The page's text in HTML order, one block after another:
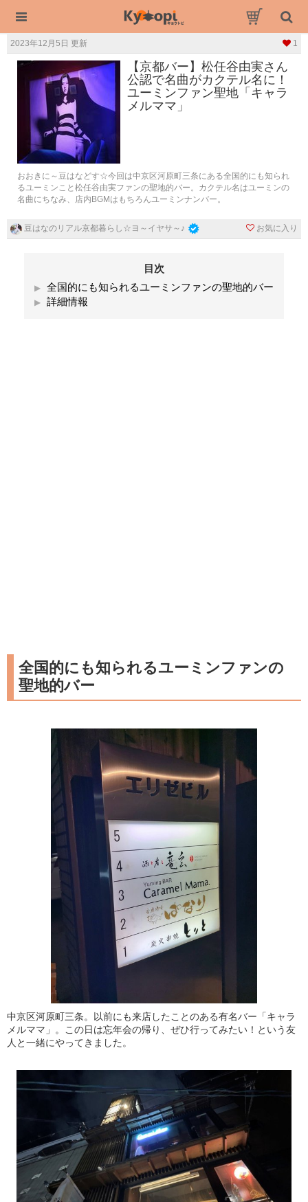
2023年12月5日 更新 1
【京都バー】松任谷由実さん
公認で名曲がカクテル名に！
ユーミンファン聖地「キャラ
メルママ」
おおきに～豆はなどす☆今回は中京区河原町三条にある全国的にも知られ
るユーミンこと松任谷由実ファンの聖地的バー。カクテル名はユーミンの
名曲にちなみ、店内BGMはもちろんユーミンナンバー。
豆はなのリアル京都暮らし☆ヨ～イヤサ～♪ お気に入り
目次
全国的にも知られるユーミンファンの聖地的バー
詳細情報
全国的にも知られるユーミンファンの
聖地的バー
中京区河原町三条。以前にも来店したことのある有名バー「キャラ
メルママ」。この日は忘年会の帰り、ぜひ行ってみたい！という友
人と一緒にやってきました。